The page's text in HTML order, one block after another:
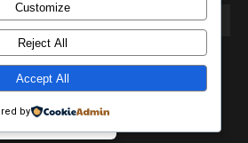
çerez
için veri
bilgi
daha hızlı erişin.
Customize
Reject All
Accept All
by